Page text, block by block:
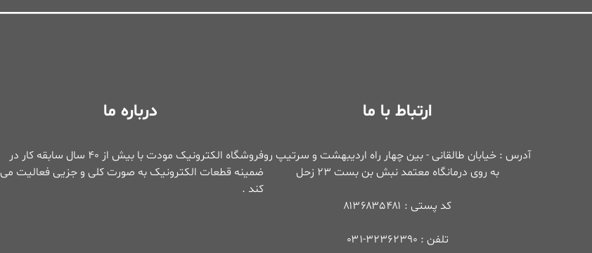
ارتباط با ما
آدرس : خیابان طالقانی - بین چهار راه اردیبهشت و سرتیپ رو
به روی درمانگاه معتمد نبش بن بست ۲۳ زحل
کد پستی : ۸۱۳۶۸۳۵۴۸۱
تلفن : ۳۲۳۶۲۳۹۰-۰۳۱
درباره ما
فروشگاه الکترونیک مودت با بیش از ۴۰ سال سابقه کار در
ضمینه قطعات الکترونیک به صورت کلی و جزیی فعالیت می
کند .